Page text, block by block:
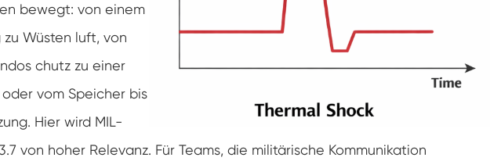
Temperatur-Vibrations maschine
Temperatur-Feuchtigkeits-Kammer
bewegt: von einem
Wüsten luft, von
chutz zu einer
vom Speicher bis
Hier wird MIL-
von hoher Relevanz. Für Teams, die militärische Kommunikation